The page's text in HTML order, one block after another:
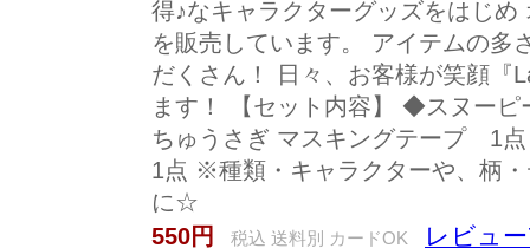
得♪なキャラクターグッズをはじ
を販売しています。 アイテムの多
だくさん！ 日々、お客様が笑顔『
ます！ 【セット内容】 ◆スヌー
ちゅうさぎ マスキングテープ 1
1点 ※種類・キャラクターや、柄
に☆
550円
税込 送料別 カードOK
レビュ